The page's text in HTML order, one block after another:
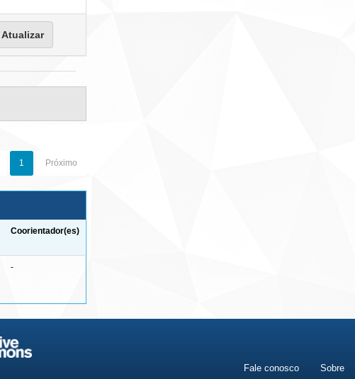
1 Próximo
Coorientador(es)
-
Fale conosco Sobre